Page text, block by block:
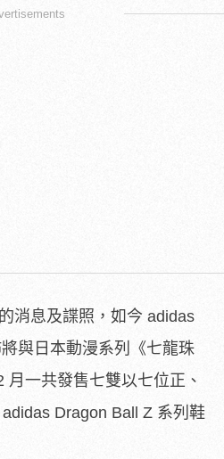
消息及諜照，如今 adidas
與日本動漫系列《七龍珠
一共發售七雙以七位正、
Dragon Ball Z 系列鞋